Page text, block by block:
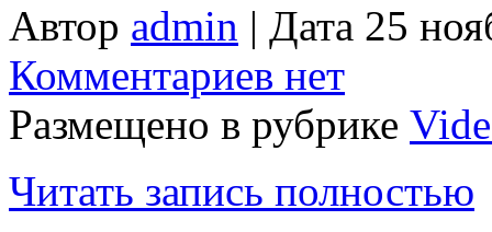
Автор admin | Дата 25
Комментариев нет
Размещено в рубрике
Читать запись полностью